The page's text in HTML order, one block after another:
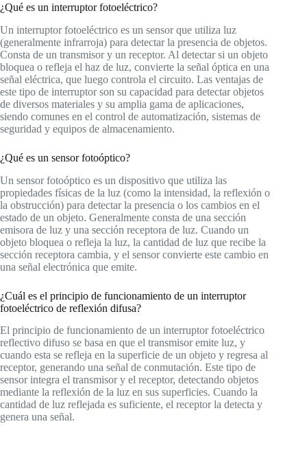
¿Qué es un interruptor fotoeléctrico?
Un interruptor fotoeléctrico es un sensor que utiliza luz
(generalmente infrarroja) para detectar la presencia de objetos.
Consta de un transmisor y un receptor. Al detectar si un objeto
bloquea o refleja el haz de luz, convierte la señal óptica en una
señal eléctrica, que luego controla el circuito. Las ventajas de
este tipo de interruptor son su capacidad para detectar objetos
de diversos materiales y su amplia gama de aplicaciones,
siendo comunes en el control de automatización, sistemas de
seguridad y equipos de almacenamiento.
¿Qué es un sensor fotoóptico?
Un sensor fotoóptico es un dispositivo que utiliza las
propiedades físicas de la luz (como la intensidad, la reflexión o
la obstrucción) para detectar la presencia o los cambios en el
estado de un objeto. Generalmente consta de una sección
emisora de luz y una sección receptora de luz. Cuando un
objeto bloquea o refleja la luz, la cantidad de luz que recibe la
sección receptora cambia, y el sensor convierte este cambio en
una señal electrónica que emite.
¿Cuál es el principio de funcionamiento de un interruptor
fotoeléctrico de reflexión difusa?
El principio de funcionamiento de un interruptor fotoeléctrico
reflectivo difuso se basa en que el transmisor emite luz, y
cuando esta se refleja en la superficie de un objeto y regresa al
receptor, generando una señal de conmutación. Este tipo de
sensor integra el transmisor y el receptor, detectando objetos
mediante la reflexión de la luz en sus superficies. Cuando la
cantidad de luz reflejada es suficiente, el receptor la detecta y
genera una señal.